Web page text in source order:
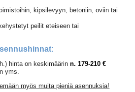
kipsilevyyn, betoniin, oviin tai
peilit eteiseen tai
hinta on keskimäärinn. 179-210 €
yms.
myös muita pieniä asennuksia!